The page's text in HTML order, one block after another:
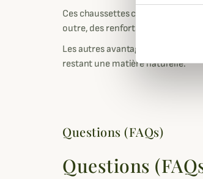
Ces chaussettes chaudes
outre, des renforts pour la
Les autres avantages de la laine
restant une matière naturelle.
Questions (FAQs)
Questions